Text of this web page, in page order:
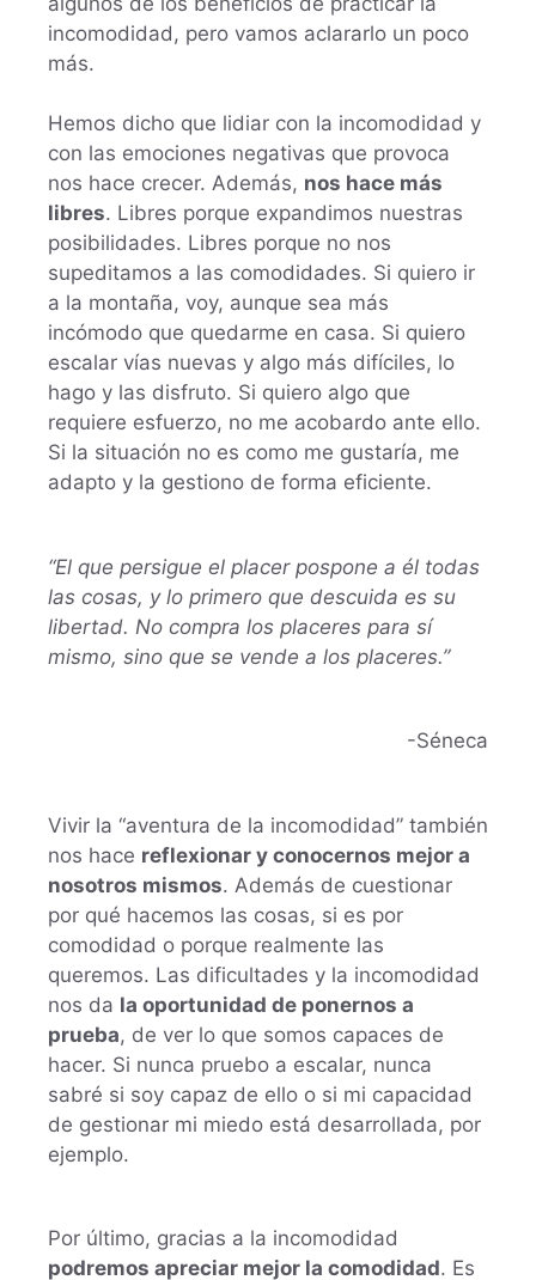
incomodidad, pero vamos aclararlo un poco
más.
Hemos dicho que lidiar con la incomodidad y
con las emociones negativas que provoca
nos hace crecer. Además, nos hace más
libres. Libres porque expandimos nuestras
posibilidades. Libres porque no nos
supeditamos a las comodidades. Si quiero ir
a la montaña, voy, aunque sea más
incómodo que quedarme en casa. Si quiero
escalar vías nuevas y algo más difíciles, lo
hago y las disfruto. Si quiero algo que
requiere esfuerzo, no me acobardo ante ello.
Si la situación no es como me gustaría, me
adapto y la gestiono de forma eficiente.
“El que persigue el placer pospone a él todas
las cosas, y lo primero que descuida es su
libertad. No compra los placeres para sí
mismo, sino que se vende a los placeres.”
-Séneca
Vivir la “aventura de la incomodidad” también
nos hace reflexionar y conocernos mejor a
nosotros mismos. Además de cuestionar
por qué hacemos las cosas, si es por
comodidad o porque realmente las
queremos. Las dificultades y la incomodidad
nos da la oportunidad de ponernos a
prueba, de ver lo que somos capaces de
hacer. Si nunca pruebo a escalar, nunca
sabré si soy capaz de ello o si mi capacidad
de gestionar mi miedo está desarrollada, por
ejemplo.
Por último, gracias a la incomodidad
podremos apreciar mejor la comodidad. Es